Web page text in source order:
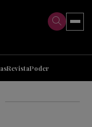
RevistaPoder